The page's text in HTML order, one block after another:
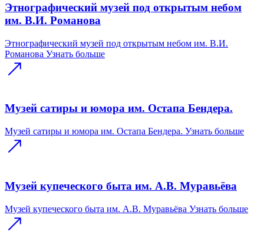
Этнографический музей под открытым небом
им. В.И. Романова
Этнографический музей под открытым небом им. В.И.
Романова Узнать больше
Музей сатиры и юмора им. Остапа Бендера.
Музей сатиры и юмора им. Остапа Бендера. Узнать больше
Музей купеческого быта им. А.В. Муравьёва
Музей купеческого быта им. А.В. Муравьёва Узнать больше